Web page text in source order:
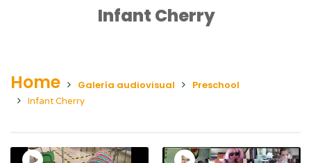
Infant Cherry
Home Galería audiovisual Preschool
Infant Cherry